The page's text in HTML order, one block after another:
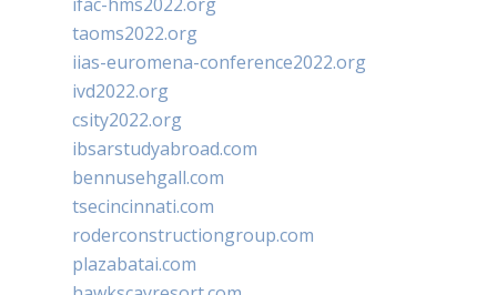
taoms2022.org
iias-euromena-conference2022.org
ivd2022.org
csity2022.org
ibsarstudyabroad.com
bennusehgall.com
tsecincinnati.com
roderconstructiongroup.com
plazabatai.com